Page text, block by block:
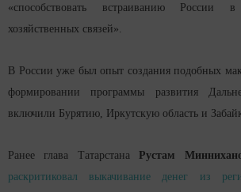
«способствовать встраиванию России
хозяйственных связей».
В России уже был опыт создания подобных
формировании программы развития
включили Бурятию, Иркутскую область и
Ранее глава ТатарстанаРустам
раскритиковал выкачивание денег из